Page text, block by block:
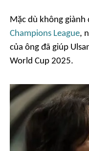
Mặc dù không
Champions League,
của ông đã giúp
World Cup 2025.